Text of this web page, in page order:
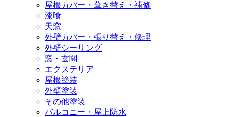
屋根カバー・葺き替え・補修
漆喰
天窓
外壁カバー・張り替え・修理
外壁シーリング
窓・玄関
エクステリア
屋根塗装
外壁塗装
その他塗装
バルコニー・屋上防水